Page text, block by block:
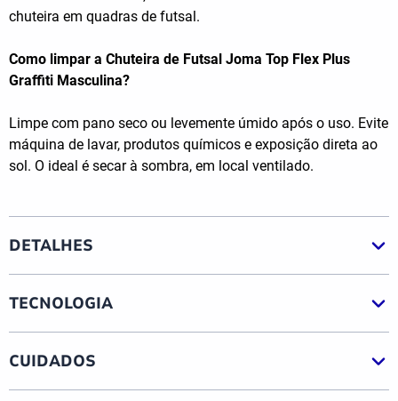
chuteira em quadras de futsal.
Como limpar a Chuteira de Futsal Joma Top Flex Plus
Graffiti Masculina?
Limpe com pano seco ou levemente úmido após o uso. Evite
máquina de lavar, produtos químicos e exposição direta ao
sol. O ideal é secar à sombra, em local ventilado.
DETALHES
TECNOLOGIA
CUIDADOS